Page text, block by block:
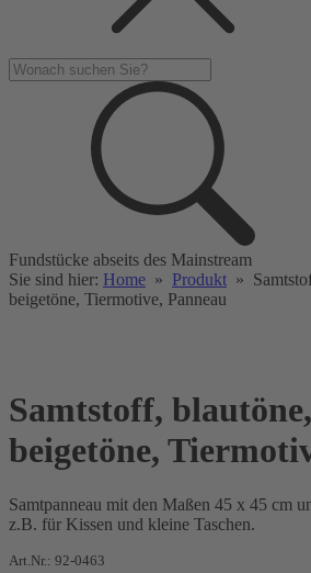
Fundstücke abseits des Mainstream
Sie sind hier: Home » Produkt »
beigetöne, Tiermotive, Panneau
Samtstoff,
beigetöne,
Samtpanneau mit den Maßen 45 x 45 cm
z.B. für Kissen und kleine Taschen.
Art.Nr.: 92-0463